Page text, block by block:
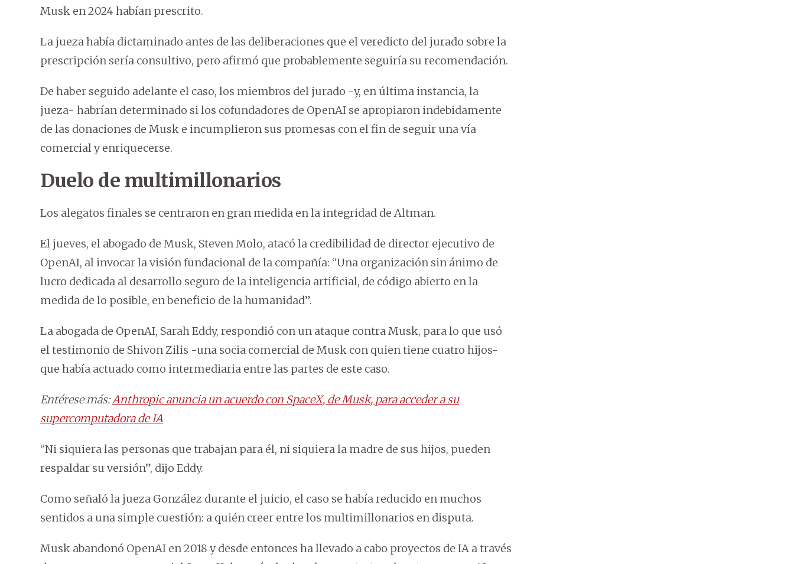
Musk en 2024 habían prescrito.
La jueza había dictaminado antes de las deliberaciones que el veredicto del jurado sobre la
prescripción sería consultivo, pero afirmó que probablemente seguiría su recomendación.
De haber seguido adelante el caso, los miembros del jurado -y, en última instancia, la
jueza- habrían determinado si los cofundadores de OpenAI se apropiaron indebidamente
de las donaciones de Musk e incumplieron sus promesas con el fin de seguir una vía
comercial y enriquecerse.
Duelo de multimillonarios
Los alegatos finales se centraron en gran medida en la integridad de Altman.
El jueves, el abogado de Musk, Steven Molo, atacó la credibilidad de director ejecutivo de
OpenAI, al invocar la visión fundacional de la compañía: “Una organización sin ánimo de
lucro dedicada al desarrollo seguro de la inteligencia artificial, de código abierto en la
medida de lo posible, en beneficio de la humanidad”.
La abogada de OpenAI, Sarah Eddy, respondió con un ataque contra Musk, para lo que usó
el testimonio de Shivon Zilis -una socia comercial de Musk con quien tiene cuatro hijos-
que había actuado como intermediaria entre las partes de este caso.
Entérese más:Anthropic anuncia un acuerdo con SpaceX, de Musk, para acceder a su
supercomputadora de IA
“Ni siquiera las personas que trabajan para él, ni siquiera la madre de sus hijos, pueden
respaldar su versión”, dijo Eddy.
Como señaló la jueza González durante el juicio, el caso se había reducido en muchos
sentidos a una simple cuestión: a quién creer entre los multimillonarios en disputa.
Musk abandonó OpenAI en 2018 y desde entonces ha llevado a cabo proyectos de IA a través